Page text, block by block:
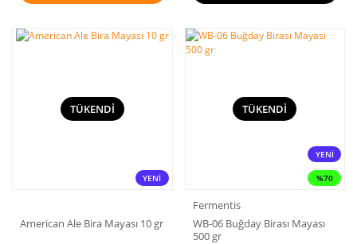
YENİ
TÜKENDİ
American Ale Bira Mayası 10 gr
YENİ
%70
TÜKENDİ
Fermentis
WB-06 Buğday Birası Mayası
500 gr